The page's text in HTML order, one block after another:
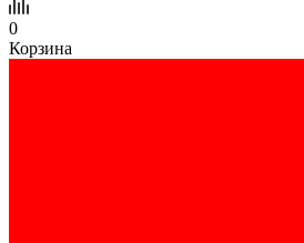
0
Корзина